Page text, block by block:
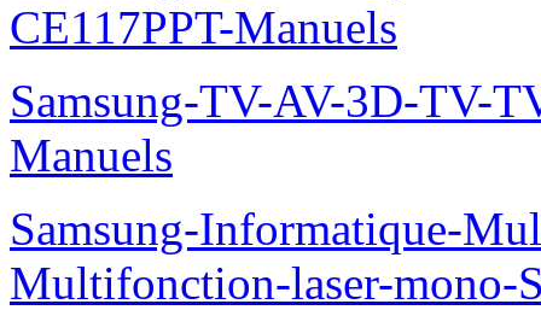
CE117PPT-Manuels
Samsung-TV-AV-3D-TV-
Manuels
Samsung-Informatique-
Multifonction-laser-mono-